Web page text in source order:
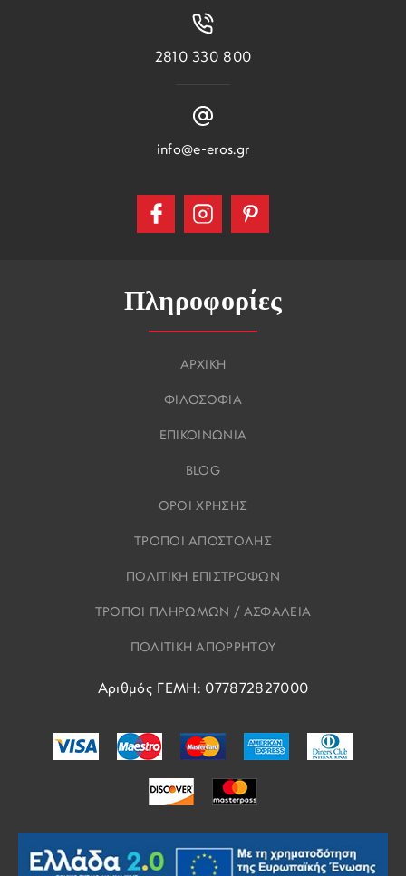
Πληροφορίες
ΑΡΧΙΚΗ
ΦΙΛΟΣΟΦΙΑ
ΕΠΙΚΟΙΝΩΝΙΑ
BLOG
ΟΡΟΙ ΧΡΗΣΗΣ
ΤΡΟΠΟΙ ΑΠΟΣΤΟΛΗΣ
ΠΟΛΙΤΙΚΗ ΕΠΙΣΤΡΟΦΩΝ
ΤΡΟΠΟΙ ΠΛΗΡΩΜΩΝ / ΑΣΦΑΛΕΙΑ
ΠΟΛΙΤΙΚΗ ΑΠΟΡΡΗΤΟΥ
Αριθμός ΓΕΜΗ: 077872827000
2810 330 800
info@e-eros.gr